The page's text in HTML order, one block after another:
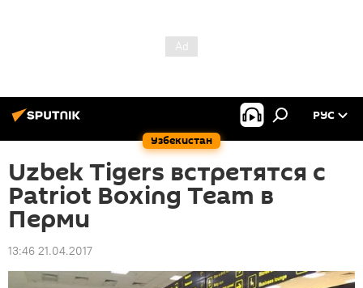
Узбекистан
РУС
Uzbek Tigers встретятся с
Patriot Boxing Team в
Перми
13:46 21.04.2017